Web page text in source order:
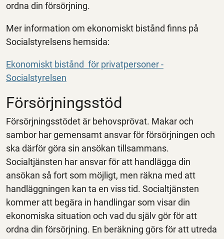
ordna din försörjning.
Mer information om ekonomiskt bistånd finns på
Socialstyrelsens hemsida:
Ekonomiskt bistånd för privatpersoner -
Socialstyrelsen
Försörjningsstöd
Försörjningsstödet är behovsprövat. Makar och
sambor har gemensamt ansvar för försörjningen och
ska därför göra sin ansökan tillsammans.
Socialtjänsten har ansvar för att handlägga din
ansökan så fort som möjligt, men räkna med att
handläggningen kan ta en viss tid. Socialtjänsten
kommer att begära in handlingar som visar din
ekonomiska situation och vad du själv gör för att
ordna din försörjning. En beräkning görs för att utreda